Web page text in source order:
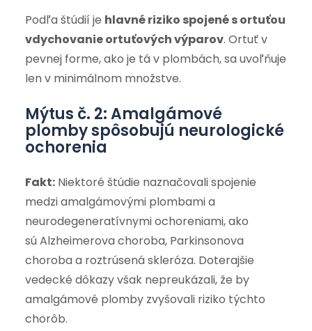
Podľa štúdií je hlavné riziko spojené s ortuťou
vdychovanie ortuťových výparov. Ortuť v
pevnej forme, ako je tá v plombách, sa uvoľňuje
len v minimálnom množstve.
Mýtus č. 2: Amalgámové
plomby spôsobujú neurologické
ochorenia
Fakt:Niektoré štúdie naznačovali spojenie
medzi amalgámovými plombami a
neurodegeneratívnymi ochoreniami, ako
sú Alzheimerova choroba, Parkinsonova
choroba a roztrúsená skleróza. Doterajšie
vedecké dôkazy však nepreukázali, že by
amalgámové plomby zvyšovali riziko týchto
chorôb.